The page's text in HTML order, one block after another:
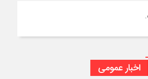
اخبار عمومی